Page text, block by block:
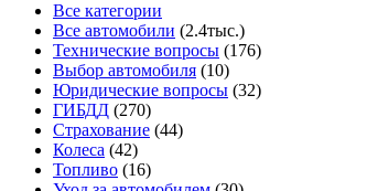
Все категории
Все автомобили (2.4тыс.)
Технические вопросы (176)
Выбор автомобиля (10)
Юридические вопросы (32)
ГИБДД (270)
Страхование (44)
Колеса (42)
Топливо (16)